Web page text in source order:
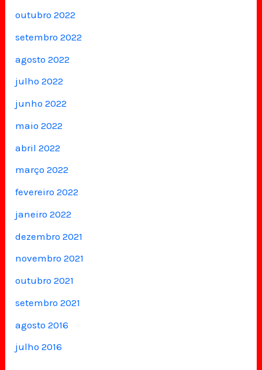
outubro 2022
setembro 2022
agosto 2022
julho 2022
junho 2022
maio 2022
abril 2022
março 2022
fevereiro 2022
janeiro 2022
dezembro 2021
novembro 2021
outubro 2021
setembro 2021
agosto 2016
julho 2016